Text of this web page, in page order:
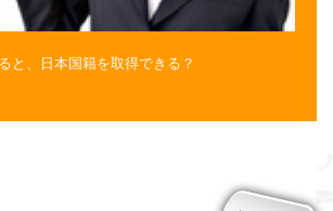
と、日本国籍を取得できる？